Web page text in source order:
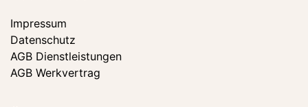
Impressum
Datenschutz
AGB Dienstleistungen
AGB Werkvertrag